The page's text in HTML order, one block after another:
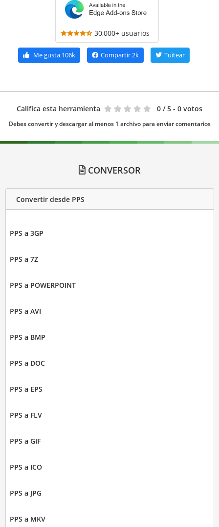
30,000+ usuarios
Me gusta106k Compartir2k Tuitear
Califica esta herramienta 0 / 5 - 0 votos
Debes convertir y descargar al menos 1 archivo para enviar comentarios
CONVERSOR
Convertir desde PPS
PPS a 3GP
PPS a 7Z
PPS a POWERPOINT
PPS a AVI
PPS a BMP
PPS a DOC
PPS a EPS
PPS a FLV
PPS a GIF
PPS a ICO
PPS a JPG
PPS a MKV